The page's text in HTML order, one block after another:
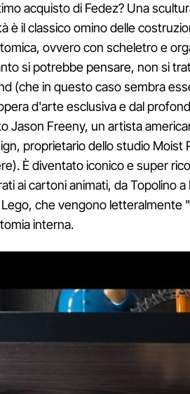
acquisto di Fedez? Una
è il classico omino delle
ovvero con scheletro e
si potrebbe pensare, non si
(che in questo caso sembra
d'arte esclusiva e dal
Jason Freeny, un artista
proprietario dello studio Moist
È diventato iconico e super
ai cartoni animati, da Topolino
Lego, che vengono letteralmente
interna.